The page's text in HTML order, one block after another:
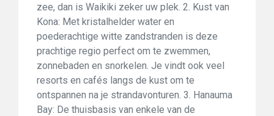
zee, dan is Waikiki zeker uw plek. 2. Kust van
Kona: Met kristalhelder water en
poederachtige witte zandstranden is deze
prachtige regio perfect om te zwemmen,
zonnebaden en snorkelen. Je vindt ook veel
resorts en cafés langs de kust om te
ontspannen na je strandavonturen. 3. Hanauma
Bay: De thuisbasis van enkele van de